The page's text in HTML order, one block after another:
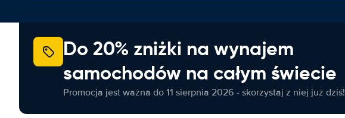
Do 20% zniżki na wynajem
samochodów na całym świecie
Promocja jest ważna do 11 sierpnia 2026 - skorzystaj z niej już dziś!